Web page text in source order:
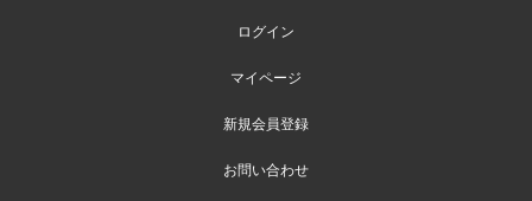
ログイン
マイページ
新規会員登録
お問い合わせ